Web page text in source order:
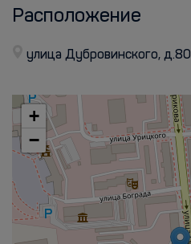
Расположение
улица Дубровинского, д.80
+
−